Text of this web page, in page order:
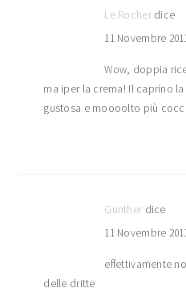
Le Rocher dice
11 Novembre
Wow, doppia
ma iper la crema! Il caprino
gustosa e moooolto più
Gunther dice
11 Novembre
effettivamente
delle dritte